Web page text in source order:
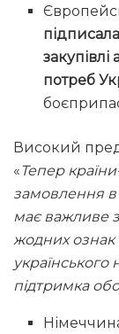
потреб
Високий
«Тепер
замовлення в
має важливе
жодних ознак
українського
підтримка